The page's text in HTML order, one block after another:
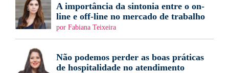
A importância da sintonia entre o on-
line e off-line no mercado de trabalho
por Fabiana Teixeira
Não podemos perder as boas práticas
de hospitalidade no atendimento